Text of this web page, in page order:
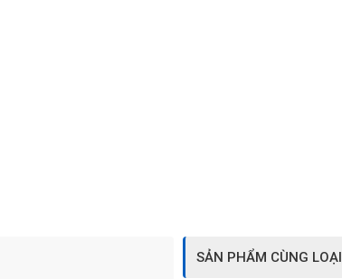
SẢN PHẨM CÙNG LOẠI